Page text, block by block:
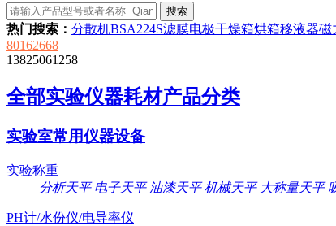
热门搜索： 分散机BSA224S滤膜电极干燥箱烘箱移液器磁
80162668
13825061258
全部实验仪器耗材产品分类
实验室常用仪器设备
实验称重
分析天平 电子天平 油漆天平 机械天平 大称量天平
PH计/水份仪/电导率仪